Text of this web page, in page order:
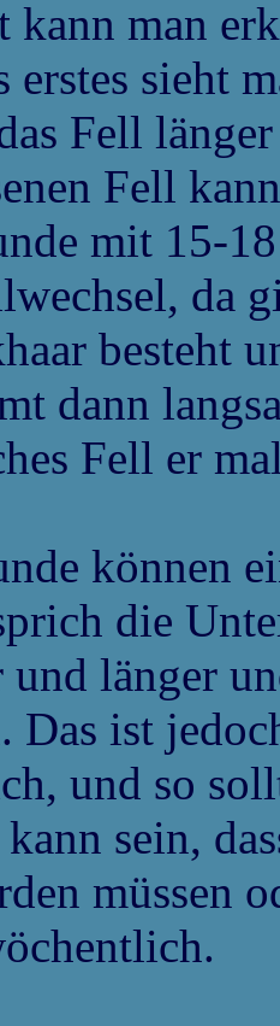
kann man
erstes sieht
Fell
Fell
mit 15-
da
besteht
dann
Fell er
können
die
länger
Das ist
und so
kann sein,
müssen